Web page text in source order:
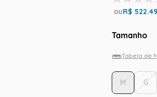
ouR$ 522.49
Tamanho
Tabela de
M G